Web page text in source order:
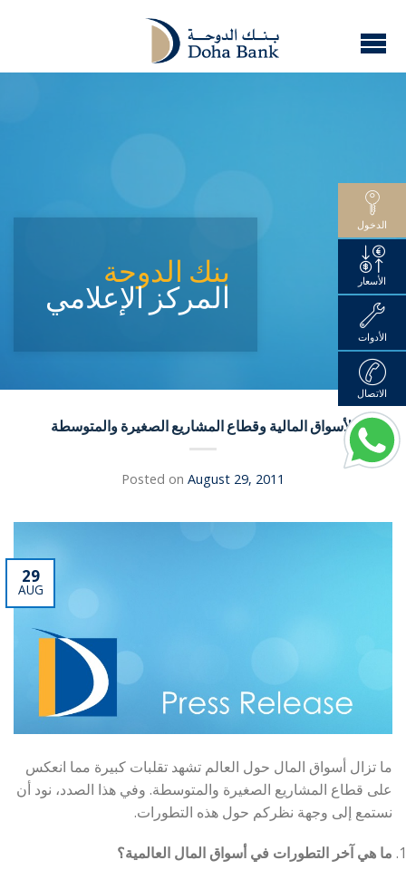
بنك الدوحة
المركز الإعلامي
الأسواق المالية وقطاع المشاريع الصغيرة والمتوسطة
Posted on August 29, 2011
29
AUG
ما تزال أسواق المال حول العالم تشهد تقلبات كبيرة مما انعكس
على قطاع المشاريع الصغيرة والمتوسطة. وفي هذا الصدد، نود أن
نستمع إلى وجهة نظركم حول هذه التطورات.
ما هي آخر التطورات في أسواق المال العالمية؟
الدخول
الأسعار
الأدوات
الاتصال